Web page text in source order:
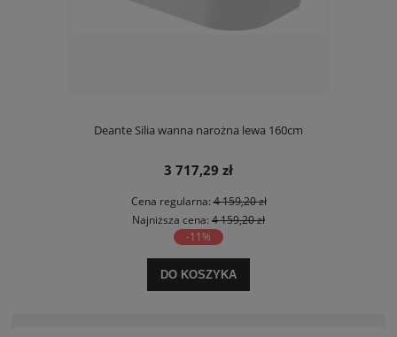
Deante Silia wanna narożna lewa 160cm
3 717,29 zł
Cena regularna:4 159,20 zł
Najniższa cena: 4 159,20 zł
-11%
DO KOSZYKA